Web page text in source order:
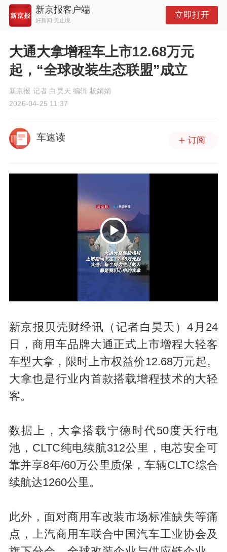
新京报客户端
好新闻 无止境
立即打开
大通大拿增程车上市12.68万元
起，“全球改装生态联盟”成立
新京报 记者 白昊天 编辑 杨娟娟
2026-04-25 11:37
车速读 订阅
P
l
a
新京报贝壳财经讯（记者白昊天）4月24
日，商用车品牌大通正式上市增程大轻客
车型大拿，限时上市权益价12.68万元起。
大拿也是行业内首款搭载增程技术的大轻
客。
数据上，大拿搭载宁德时代50度天行电
池，CLTC纯电续航312公里，电芯安全可
靠并享8年/60万公里质保，车辆CLTC综合
续航达1260公里。
此外，面对商用车改装市场标准缺失等痛
点，上汽商用车联合中国汽车工业协会及